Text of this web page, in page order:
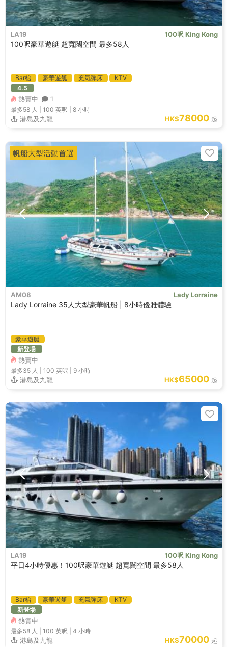
LA19 100呎 King Kong
100呎豪華遊艇 超寬闊空間 最多58人
Bar枱 豪華遊艇 充氣彈床
KTV
4.5
熱賣中 1
最多58人 | 100 英呎 8 小時
港島及九龍 HK$78000 起
AM08 Lady Lorraine
Lady Lorraine 35人大型豪華帆船 | 8小時優雅體驗
豪華遊艇
新登場
熱賣中
最多35人 | 100 英呎 9 小時
港島及九龍 HK$65000 起
帆船大型活動首選
LA19 100呎 King Kong
平日4小時優惠！100呎豪華遊艇 超寬闊空間 最多58人
Bar枱 豪華遊艇 充氣彈床
KTV
新登場
熱賣中
最多58人 | 100 英呎 4 小時
港島及九龍 HK$70000 起